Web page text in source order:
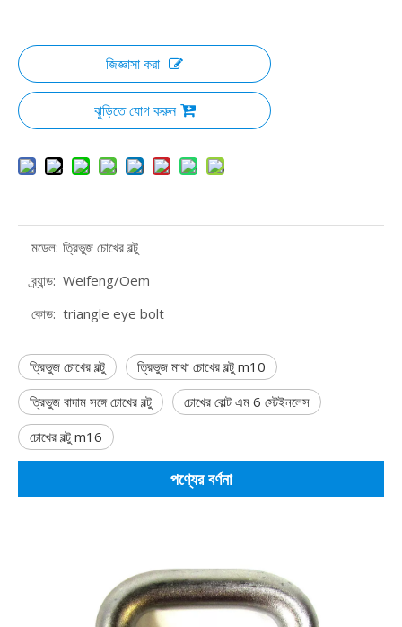
জিজ্ঞাসা করা
ঝুড়িতে যোগ করুন
মডেল: ত্রিভুজ চোখের বল্টু
ব্র্যান্ড: Weifeng/Oem
কোড: triangle eye bolt
ত্রিভুজ চোখের বল্টু
ত্রিভুজ মাথা চোখের বল্টু m10
ত্রিভুজ বাদাম সঙ্গে চোখের বল্টু
চোখের বোল্ট এম 6 স্টেইনলেস
চোখের বল্টু m16
পণ্যের বর্ণনা